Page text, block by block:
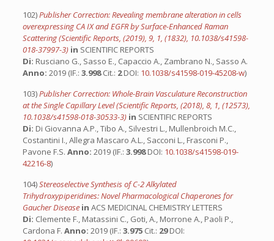
102)Publisher Correction: Revealing membrane alteration in cells
overexpressing CA IX and EGFR by Surface-Enhanced Raman
Scattering (Scientific Reports, (2019), 9, 1, (1832), 10.1038/s41598-
018-37997-3) in SCIENTIFIC REPORTS
Di: Rusciano G., Sasso E., Capaccio A., Zambrano N., Sasso A.
Anno: 2019 (IF.: 3.998Cit.: 2DOI: 10.1038/s41598-019-45208-w)
103)Publisher Correction: Whole-Brain Vasculature Reconstruction
at the Single Capillary Level (Scientific Reports, (2018), 8, 1, (12573),
10.1038/s41598-018-30533-3) in SCIENTIFIC REPORTS
Di: Di Giovanna A.P., Tibo A., Silvestri L., Mullenbroich M.C.,
Costantini I., Allegra Mascaro A.L., Sacconi L., Frasconi P.,
Pavone F.S. Anno: 2019 (IF.: 3.998DOI: 10.1038/s41598-019-
42216-8)
104)Stereoselective Synthesis of C-2 Alkylated
Trihydroxypiperidines: Novel Pharmacological Chaperones for
Gaucher Disease in ACS MEDICINAL CHEMISTRY LETTERS
Di: Clemente F., Matassini C., Goti, A., Morrone A., Paoli P.,
Cardona F. Anno: 2019 (IF.: 3.975 Cit.: 29DOI: